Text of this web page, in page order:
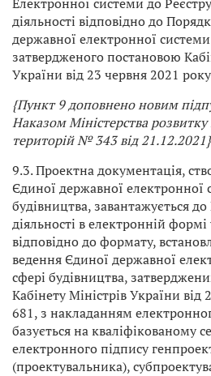
діяльності відповідно до
державної електронної
затвердженого постановою
України від 23 червня 2021
{Пункт 9 доповнено новим
НаказомМіністерства
територій№ 343 від 21.12.2021}
9.3. Проектна документація,
Єдиної державної електронної
будівництва, завантажується до
діяльності в електронній формі
відповідно до формату,
ведення Єдиної державної
сфері будівництва,
Кабінету Міністрів України
681, з накладанням
базується на кваліфікованому
електронного підпису
(проектувальника),